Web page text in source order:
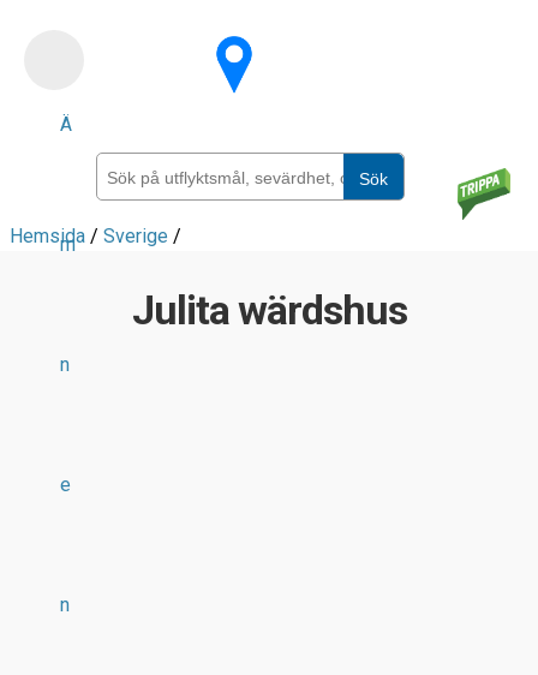
Ä
m
n
e
n
Sök
Hemsida / Sverige /
Julita wärdshus